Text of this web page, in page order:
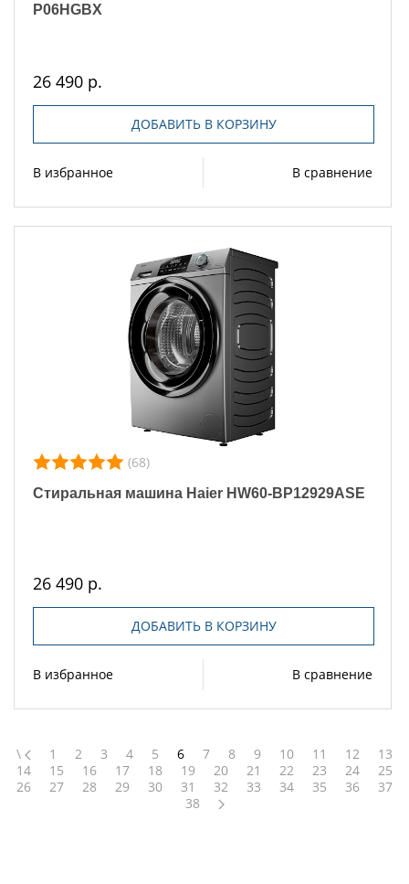
P06HGBX
26 490 р.
ДОБАВИТЬ В КОРЗИНУ
В избранное В сравнение
(68)
Стиральная машина Haier HW60-BP12929ASE
26 490 р.
ДОБАВИТЬ В КОРЗИНУ
В избранное В сравнение
\ 1 2 3 4 5 6 7 8 9 10 11 12
13
14
15 16 17 18 19 20 21 22 23 24
25
26
27 28 29 30 31 32 33 34 35 36
37
38